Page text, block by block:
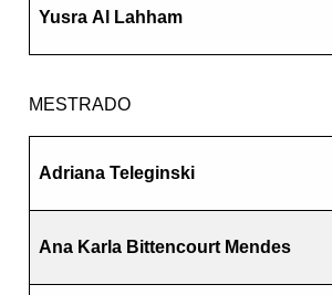
Yusra Al Lahham
MESTRADO
Adriana Teleginski
Ana Karla Bittencourt Mendes